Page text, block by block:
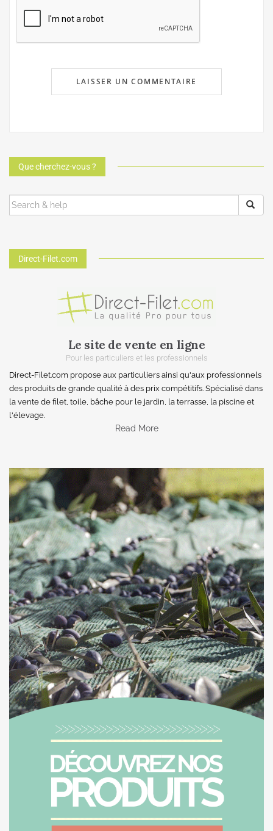
Que cherchez-vous ?
Direct-Filet.com
Le site de vente en ligne
Pour les particuliers et les professionnels
Direct-Filet.com propose aux particuliers ainsi qu'aux professionnels
des produits de grande qualité à des prix compétitifs. Spécialisé dans
la vente de filet, toile, bâche pour le jardin, la terrasse, la piscine et
l'élevage.
Read More